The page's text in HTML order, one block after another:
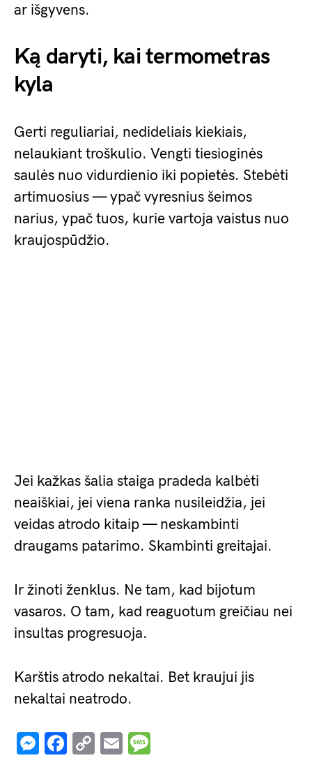
ar išgyvens.
Ką daryti, kai termometras
kyla
Gerti reguliariai, nedideliais kiekiais,
nelaukiant troškulio. Vengti tiesioginės
saulės nuo vidurdienio iki popietės. Stebėti
artimuosius — ypač vyresnius šeimos
narius, ypač tuos, kurie vartoja vaistus nuo
kraujospūdžio.
Jei kažkas šalia staiga pradeda kalbėti
neaiškiai, jei viena ranka nusileidžia, jei
veidas atrodo kitaip — neskambinti
draugams patarimo. Skambinti greitajai.
Ir žinoti ženklus. Ne tam, kad bijotum
vasaros. O tam, kad reaguotum greičiau nei
insultas progresuoja.
Karštis atrodo nekaltai. Bet kraujui jis
nekaltai neatrodo.
Messenger
Facebook
CopyEmail